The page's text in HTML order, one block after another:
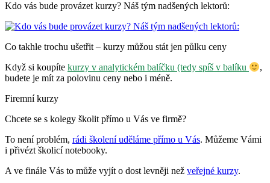
Kdo vás bude provázet kurzy? Náš tým nadšených lektorů:
Co takhle trochu ušetřit – kurzy můžou stát jen půlku ceny
Když si koupíte kurzy v analytickém balíčku (tedy spíš v balíku
,
budete je mít za polovinu ceny nebo i méně.
Firemní kurzy
Chcete se s kolegy školit přímo u Vás ve firmě?
To není problém, rádi školení uděláme přímo u Vás. Můžeme Vámi
i přivézt školicí notebooky.
A ve finále Vás to může vyjít o dost levněji než veřejné kurzy.